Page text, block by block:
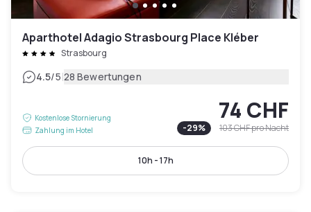
Aparthotel Adagio Strasbourg Place Kléber
Strasbourg
4.5/5|28 Bewertungen
Kostenlose Stornierung
Zahlung im Hotel
74 CHF
-29% 103 CHFpro Nacht
10h - 17h